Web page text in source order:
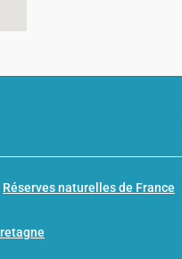
Réserves naturelles de France